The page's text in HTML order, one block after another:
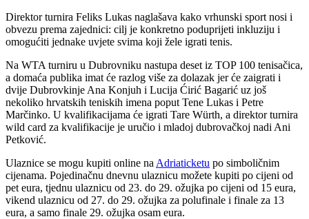
Direktor turnira Feliks Lukas naglašava kako vrhunski sport nosi i
obvezu prema zajednici: cilj je konkretno poduprijeti inkluziju i
omogućiti jednake uvjete svima koji žele igrati tenis.
Na WTA turniru u Dubrovniku nastupa deset iz TOP 100 tenisačica,
a domaća publika imat će razlog više za dolazak jer će zaigrati i
dvije Dubrovkinje Ana Konjuh i Lucija Ćirić Bagarić uz još
nekoliko hrvatskih teniskih imena poput Tene Lukas i Petre
Marčinko. U kvalifikacijama će igrati Tare Würth, a direktor turnira
wild card za kvalifikacije je uručio i mladoj dubrovačkoj nadi Ani
Petković.
Ulaznice se mogu kupiti online na Adriaticketu po simboličnim
cijenama. Pojedinačnu dnevnu ulaznicu možete kupiti po cijeni od
pet eura, tjednu ulaznicu od 23. do 29. ožujka po cijeni od 15 eura,
vikend ulaznicu od 27. do 29. ožujka za polufinale i finale za 13
eura, a samo finale 29. ožujka osam eura.